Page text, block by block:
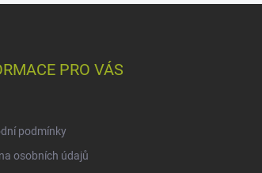
PRO VÁS
podmínky
osobních údajů